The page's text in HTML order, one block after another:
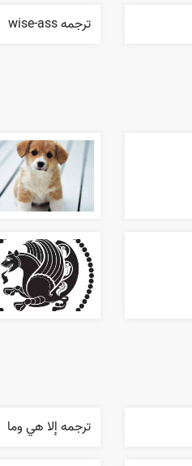
ترجمه wise-ass
ترجمه إلا هي وما